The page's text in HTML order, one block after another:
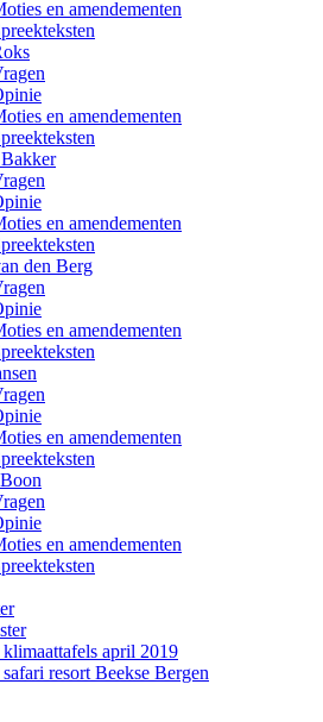
en amendementen
en amendementen
en amendementen
den Berg
en amendementen
en amendementen
en amendementen
april 2019
resort Beekse Bergen